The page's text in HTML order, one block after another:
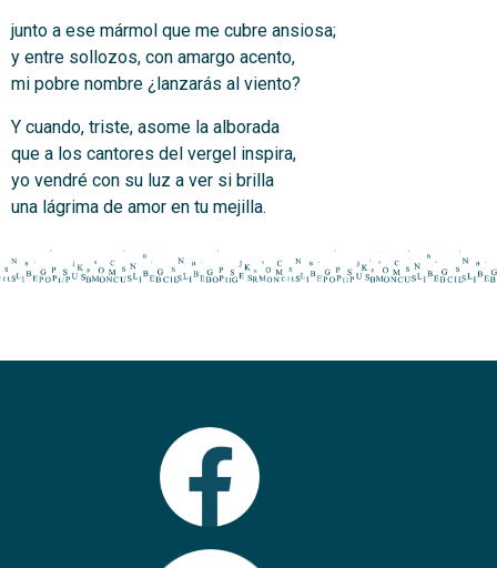
junto a ese mármol que me cubre ansiosa;
y entre sollozos, con amargo acento,
mi pobre nombre ¿lanzarás al viento?
Y cuando, triste, asome la alborada
que a los cantores del vergel inspira,
yo vendré con su luz a ver si brilla
una lágrima de amor en tu mejilla.